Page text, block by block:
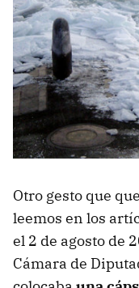
Otro gesto que
leemos en los
el 2 de agosto de
Cámara de